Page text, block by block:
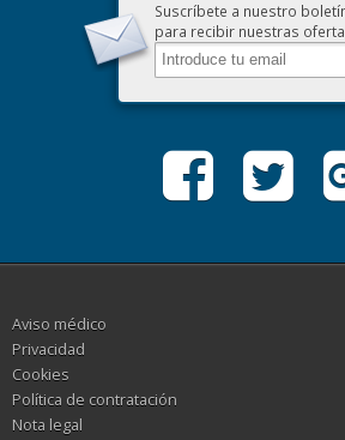
Suscríbete a nuestro
para recibir nuestras
Aviso médico
Privacidad
Cookies
Política de contratación
Nota legal